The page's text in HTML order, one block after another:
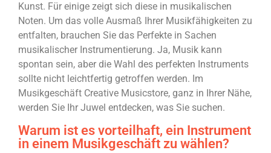
Kunst. Für einige zeigt sich diese in musikalischen
Noten. Um das volle Ausmaß Ihrer Musikfähigkeiten zu
entfalten, brauchen Sie das Perfekte in Sachen
musikalischer Instrumentierung. Ja, Musik kann
spontan sein, aber die Wahl des perfekten Instruments
sollte nicht leichtfertig getroffen werden. Im
Musikgeschäft Creative Musicstore, ganz in Ihrer Nähe,
werden Sie Ihr Juwel entdecken, was Sie suchen.
Warum ist es vorteilhaft, ein Instrument
in einem Musikgeschäft zu wählen?